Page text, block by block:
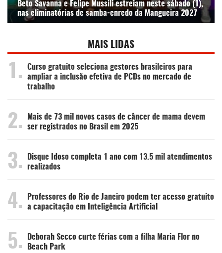
Beto Savanna e Felipe Mussili estreiam neste sábado (1),
nas eliminatórias de samba-enredo da Mangueira 2027
MAIS LIDAS
1.
Curso gratuito seleciona gestores brasileiros para
ampliar a inclusão efetiva de PCDs no mercado de
trabalho
2.
Mais de 73 mil novos casos de câncer de mama devem
ser registrados no Brasil em 2025
3.
Disque Idoso completa 1 ano com 13.5 mil atendimentos
realizados
4.
Professores do Rio de Janeiro podem ter acesso gratuito
a capacitação em Inteligência Artificial
5.
Deborah Secco curte férias com a filha Maria Flor no
Beach Park